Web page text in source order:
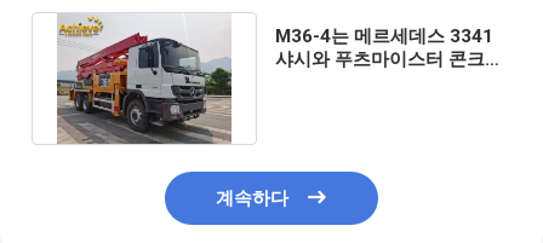
M36-4는 메르세데스 3341
샤시와 푸츠마이스터 콘크리
계속하다